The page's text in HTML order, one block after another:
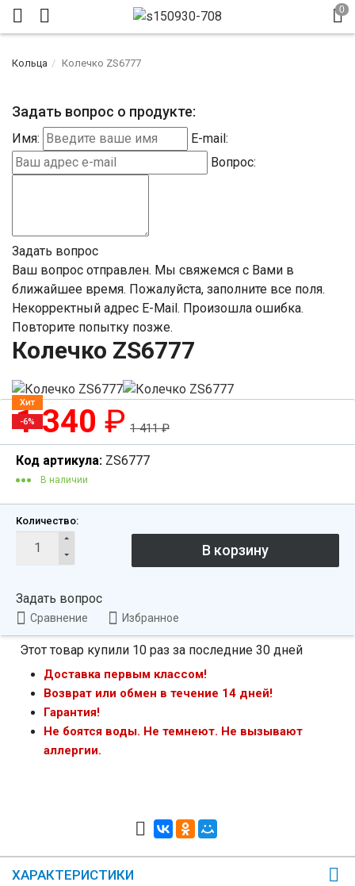
Кольца Колечко ZS6777
Задать вопрос о продукте:
Имя:
E-mail:
Вопрос:
Задать вопрос
Ваш вопрос отправлен. Мы свяжемся с Вами в
ближайшее время. Пожалуйста, заполните все поля.
Некорректный адрес E-Mail. Произошла ошибка.
Повторите попытку позже.
Колечко ZS6777
Хит
-6%
1 340 ₽ 1 411₽
Код артикула: ZS6777
В наличии
Количество:
Задать вопрос
Сравнение Избранное
Этот товар купили 10 раз за последние 30 дней
Доставка первым классом!
Возврат или обмен в течение 14 дней!
Гарантия!
Не боятся воды. Не темнеют. Не вызывают
аллергии.
ХАРАКТЕРИСТИКИ